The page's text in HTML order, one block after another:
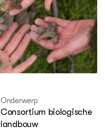
Onderwerp
Consortium biologische
landbouw